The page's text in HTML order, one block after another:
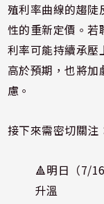
殖利率曲線的趨陡
性的重新定價。若
利率可能持續承壓
高於預期，也將
慮。
接下來需密切關注
🔺明日（7/
升溫